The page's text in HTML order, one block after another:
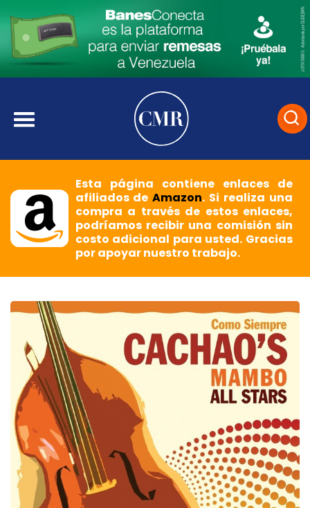
Esta página contiene enlaces de
afiliados deAmazon. Si realiza una
compra a través de estos enlaces,
podríamos recibir una comisión sin
costo adicional para usted. Gracias
por apoyar nuestro trabajo.